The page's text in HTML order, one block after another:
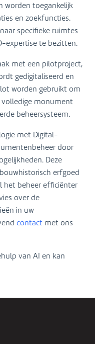
worden toegankelijk
en zoekfuncties.
specifieke ruimtes
expertise te bezitten.
met een pilotproject,
gedigitaliseerd en
worden gebruikt om
monument
beheersysteem.
met Digital-
door
Deze
erfgoed
het beheer efficiënter
over de
in uw
contact met ons
van AI en kan